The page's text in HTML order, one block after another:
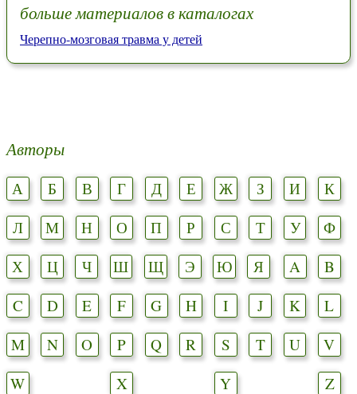
больше материалов в каталогах
Черепно-мозговая травма у детей
Авторы
А Б В Г Д Е Ж З И
К
Л
М Н О П Р С Т У
Ф
Х
Ц Ч Ш Щ Э Ю Я A
B
C
D E F G H I J K
L
M
N O P Q R S T U
V
W
X Y Z